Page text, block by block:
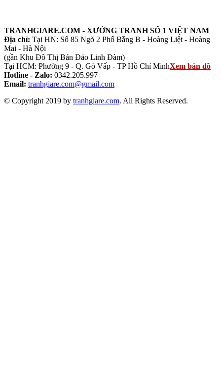
TRANHGIARE.COM - XƯỞNG TRANH SỐ 1 VIỆT NAM
Địa chỉ: Tại HN: Số 85 Ngõ 2 Phố Bằng B - Hoàng Liệt - Hoàng
Mai - Hà Nội
(gần Khu Đô Thị Bán Đảo Linh Đàm)
Tại HCM: Phường 9 - Q. Gò Vấp - TP Hồ Chí MinhXem bản đồ
Hotline - Zalo: 0342.205.997
Email: tranhgiare.com@gmail.com
© Copyright 2019 by tranhgiare.com. All Rights Reserved.